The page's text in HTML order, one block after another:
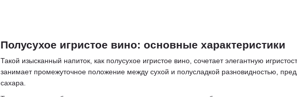
Полусухое игристое вино: основные характеристики
Такой изысканный напиток, как полусухое игристое вино, сочетает элегантную
занимает промежуточное положение между сухой и полусладкой разновидностью,
сахара.